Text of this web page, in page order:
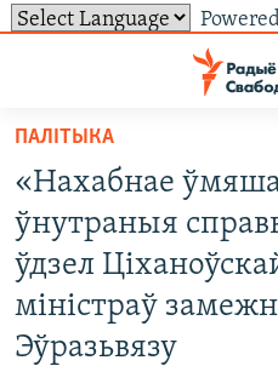
ўнівэрсальнага
доступу
Перайсьці
галоўнага
зьместу
Перайсьці
да
галоўнай
ВІДЭА І ФОТА
ЛЮДЗІ
ПАЛІТЫКА
ТОЛЬКІ НА СВАБОДЗЕ
БЛОГІ
ГІСТОРЫЯ НА СВАБОДЗЕ
СУВЯЗЬ
АБЫСЬЦІ БЛЯКАВАНЬНЕ
ПАДЗЯЛІЦЦА ІНФАРМАЦЫЯЙ
ПАДПІСАЦЦА
RSS
САЧЫЦЕ ЗА АБНАЎЛЕНЬНЯМІ
ПАЛІТЫКА
«Нахабнае
ўнутраныя
ўдзел
міністраў
Эўразьвязу